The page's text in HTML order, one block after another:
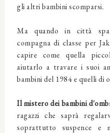
gli altri bambini scomparsi.
Ma quando in città
compagna di classe per
capire come quella
aiutarlo a travare i suoi
bambini del 1984 e quelli di
Il mistero dei bambini
ragazzi che saprà
soprattutto suspence e